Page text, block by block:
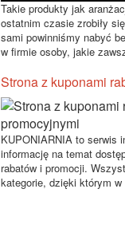
Takie produkty jak
ostatnim czasie zrobiły
sami powinniśmy nabyć
w firmie osoby, jakie
Strona z kuponami
KUPONIARNIA to serwis
informację na temat
rabatów i promocji.
kategorie, dzięki którym w